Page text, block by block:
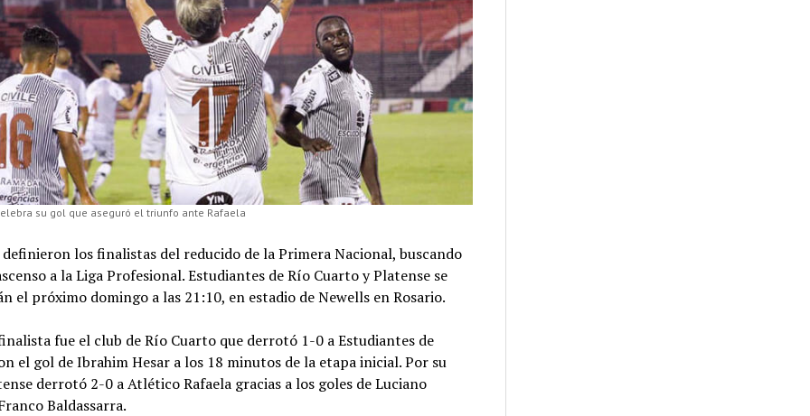
su gol que aseguró el triunfo ante Rafaela
definieron los finalistas del reducido de la Primera Nacional, buscando
a la Liga Profesional. Estudiantes de Río Cuarto y Platense se
el próximo domingo a las 21:10, en estadio de Newells en Rosario.
fue el club de Río Cuarto que derrotó 1-0 a Estudiantes de
el gol de Ibrahim Hesar a los 18 minutos de la etapa inicial. Por su
derrotó 2-0 a Atlético Rafaela gracias a los goles de Luciano
Baldassarra.